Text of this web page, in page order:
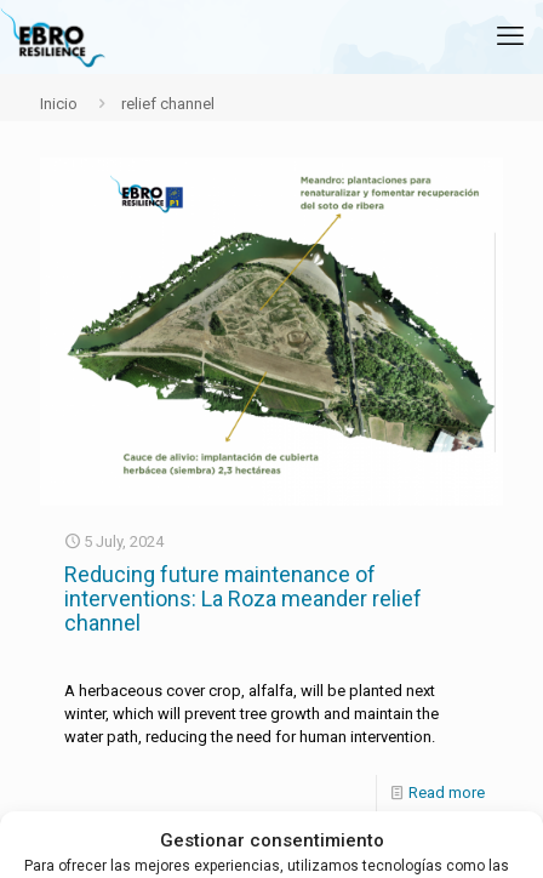
Gestionar consentimiento
Para ofrecer las mejores experiencias, utilizamos tecnologías como las
Inicio relief channel
5 July, 2024
Reducing future maintenance of
interventions: La Roza meander relief
channel
A herbaceous cover crop, alfalfa, will be planted next
winter, which will prevent tree growth and maintain the
water path, reducing the need for human intervention.
Read more